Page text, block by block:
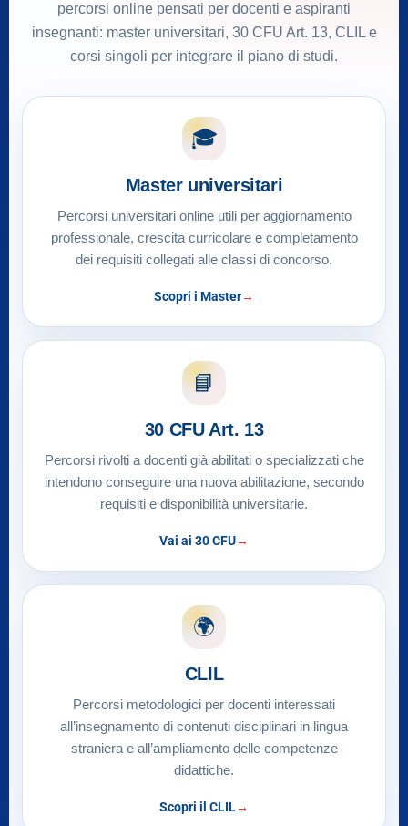
percorsi online pensati per docenti e aspiranti
insegnanti: master universitari, 30 CFU Art. 13, CLIL e
corsi singoli per integrare il piano di studi.
🎓
Master universitari
Percorsi universitari online utili per aggiornamento
professionale, crescita curricolare e completamento
dei requisiti collegati alle classi di concorso.
Scopri i Master
📘
30 CFU Art. 13
Percorsi rivolti a docenti già abilitati o specializzati che
intendono conseguire una nuova abilitazione, secondo
requisiti e disponibilità universitarie.
Vai ai 30 CFU
🌍
CLIL
Percorsi metodologici per docenti interessati
all’insegnamento di contenuti disciplinari in lingua
straniera e all’ampliamento delle competenze
didattiche.
Scopri il CLIL